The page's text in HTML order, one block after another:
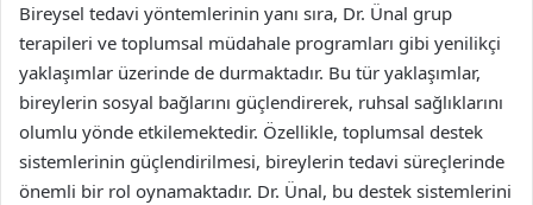
Bireysel tedavi yöntemlerinin yanı sıra, Dr. Ünal grup
terapileri ve toplumsal müdahale programları gibi yenilikçi
yaklaşımlar üzerinde de durmaktadır. Bu tür yaklaşımlar,
bireylerin sosyal bağlarını güçlendirerek, ruhsal sağlıklarını
olumlu yönde etkilemektedir. Özellikle, toplumsal destek
sistemlerinin güçlendirilmesi, bireylerin tedavi süreçlerinde
önemli bir rol oynamaktadır. Dr. Ünal, bu destek sistemlerini